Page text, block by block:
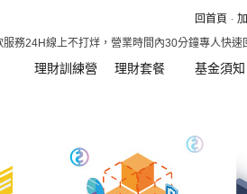
回首頁
線上不打烊，營業時間內30分鐘專人快速回
理財訓練營 理財套餐 基金須知